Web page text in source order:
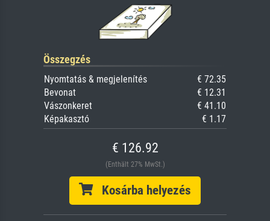
Összegzés
Nyomtatás & megjelenítés
€ 72.35
Bevonat
€ 12.31
Vászonkeret
€ 41.10
Képakasztó
€ 1.17
€ 126.92
(Enthält 27% MwSt.)
Kosárba helyezés